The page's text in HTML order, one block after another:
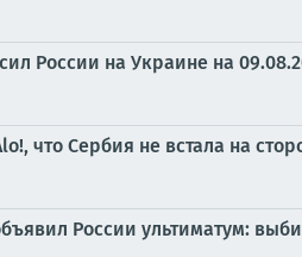
России на Украине на
что Сербия не встала на
России ультиматум: